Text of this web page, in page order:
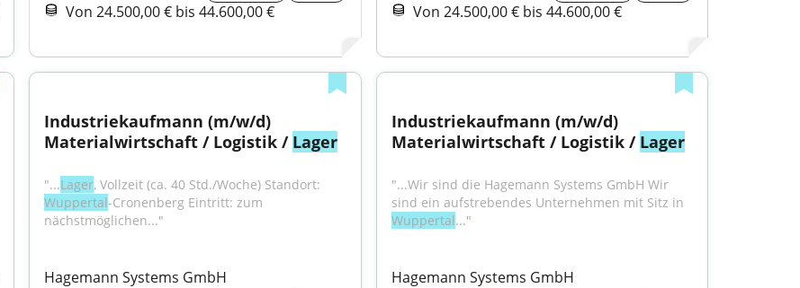
Von 24.500,00 € bis 44.600,00 € Von 24.500,00 € bis 44.600,00 €
Industriekaufmann (m/w/d)
Materialwirtschaft / Logistik / Lager
"...Lager
Wuppertal-Cronenberg Eintritt: zum
nächstmöglichen..."
Hagemann Systems GmbH
Industriekaufmann (m/w/d)
Materialwirtschaft / Logistik / Lager
"...Wir sind die Hagemann Systems GmbH Wir
Wuppertal..."
Hagemann Systems GmbH